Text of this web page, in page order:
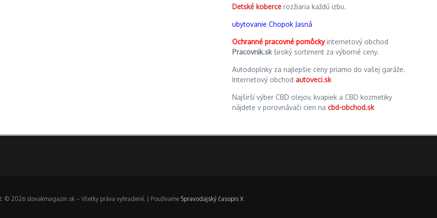
Detské koberce rozžiaria každú izbu.
ubytovanie Chopok Jasná
Ochranné pracovné pomôckyinternetový obchod
Pracovnik.skširoký sortiment za výborné ceny.
Autodoplnky za najlepšie ceny priamo do vašej garáže.
Internetový obchod autoveci.sk
Najširší výber CBD olejov, kvapiek a CBD kozmetiky
nájdete v porovnávači cien na cbd-obchod.sk
© 2026 slovakmagazin.sk – Všetky práva vyhradené. | Používame Spravodajský časopis X